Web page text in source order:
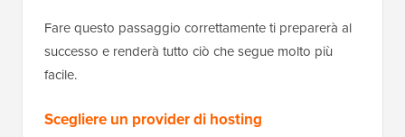
Fare questo passaggio correttamente ti preparerà al
successo e renderà tutto ciò che segue molto più
facile.
Scegliere un provider di hosting